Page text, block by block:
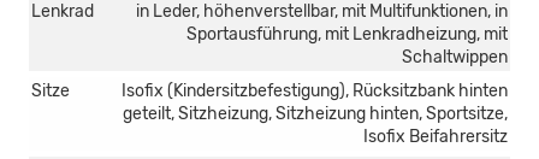
Lenkrad
in Leder, höhenverstellbar, mit Multifunktionen, in
Sportausführung, mit Lenkradheizung, mit
Schaltwippen
Sitze
Isofix (Kindersitzbefestigung), Rücksitzbank hinten
geteilt, Sitzheizung, Sitzheizung hinten, Sportsitze,
Isofix Beifahrersitz